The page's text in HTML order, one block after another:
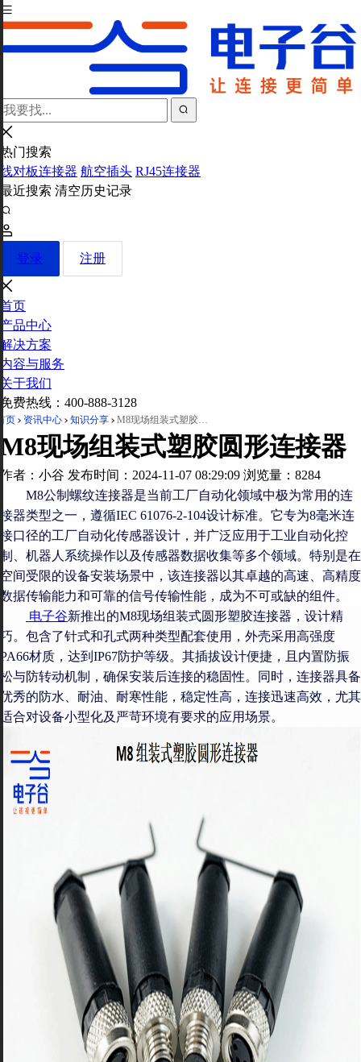
热门搜索
线对板连接器 航空插头 RJ45连接器
最近搜索 清空历史记录
登录 注册
首页
产品中心
解决方案
内容与服务
关于我们
免费热线： 400-888-3128
页 资讯中心 知识分享 M8现场组装式塑胶圆形连接器
M8现场组装式塑胶圆形连接器
作者：小谷 发布时间：2024-11-07 08:29:09 浏览量：8284
M8公制螺纹连接器是当前工厂自动化领域中极为常用的连
接器类型之一，遵循IEC 61076-2-104设计标准。它专为8毫米连
接口径的工厂自动化传感器设计，并广泛应用于工业自动化控
制、机器人系统操作以及传感器数据收集等多个领域。特别是在
空间受限的设备安装场景中，该连接器以其卓越的高速、高精度
数据传输能力和可靠的信号传输性能，成为不可或缺的组件。
电子谷新推出的M8现场组装式圆形塑胶连接器， 设计精
巧。 包含了针式和孔式两种类型配套使用 ，外壳采用高强度
PA66材质 ，达到IP67防护等级。其插拔设计便捷，且内置防振
松与防转动机制，确保安装后连接的稳固性。同时，连接器具备
优秀的防水、耐油、耐寒性能，稳定性高，连接迅速高效，尤其
适合对设备小型化及严苛环境有要求的应用场景。